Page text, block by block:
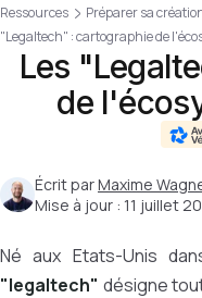
Ressources Préparer sa
"Legaltech" : cartographie de
Les
de
Écrit parMaxime
Mise à jour : 11 juillet
Né aux Etats-Unis
"legaltech" désigne